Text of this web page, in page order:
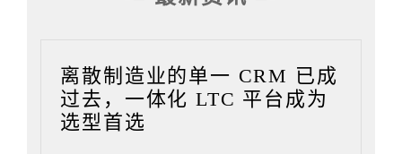
离散制造业的单一 CRM 已成
过去，一体化 LTC 平台成为
选型首选